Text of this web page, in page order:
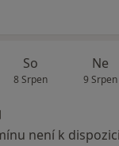
So
8 Srpen
Ne
9 Srpen
není k dispozici